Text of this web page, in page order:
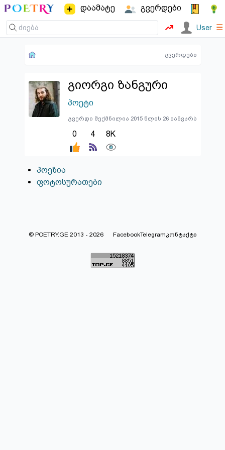
დაამატე გვერდები
User ☰
გვერდები
გიორგი ზანგური
პოეტი
გვერდი შექმნილია 2015 წლის 26 იანვარს
0 4 8K
პოეზია
ფოტოსურათები
© POETRY.GE 2013 - 2026 FacebookTelegramკონტაქტი